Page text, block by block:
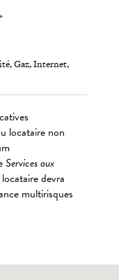
Gaz, Internet,
locataire non
Services aux
devra
multirisques